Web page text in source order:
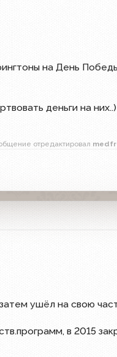
на День
деньги на них..)
отредактировал
ушёл на свою
в 2015